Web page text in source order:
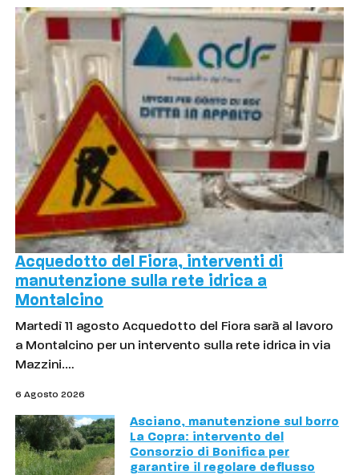
Acquedotto del Fiora, interventi di
manutenzione sulla rete idrica a
Montalcino
Martedì 11 agosto Acquedotto del Fiora sarà al lavoro
a Montalcino per un intervento sulla rete idrica in via
Mazzini.…
6 Agosto 2026
Asciano, manutenzione sul borro
La Copra: intervento del
Consorzio di Bonifica per
garantire il regolare deflusso